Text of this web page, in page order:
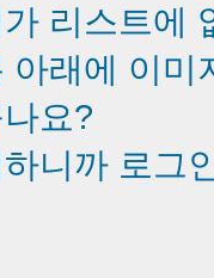
리스트에
아래에 이미
요?
니까 로그